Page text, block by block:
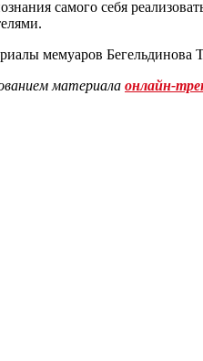
самого себя
мемуаров
материала онлайн-